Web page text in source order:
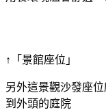
↑「景館座位」
另外這景觀沙發座
到外頭的庭院